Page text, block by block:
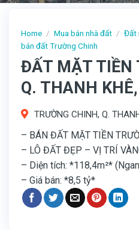
Home / Mua bán nhà đất / Đất
bán đất Trường Chinh
ĐẤT MẶT TIỀN
Q. THANH
TRƯỜNG CHINH, Q.
– BÁN ĐẤT MẶT TIỀN
– LÔ ĐẤT ĐẸP – VỊ TRÍ
– Diện tích: *118,4m²*
– Giá bán: *8,5 tỷ*